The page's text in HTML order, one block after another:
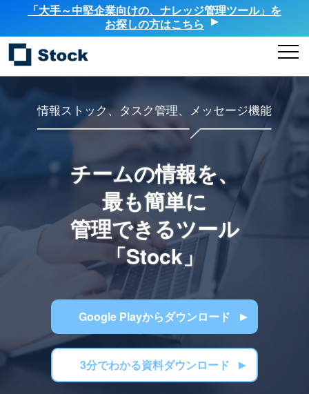
「大手～中堅企業向けの、ナレッジ管理ツール」を
お探しの方はこちら
情報ストック、タスク管理、メッセージ機能
チームの情報を、
最も簡単に
管理できるツール
「Stock」
Google Playからダウンロード
3分でわかる資料ダウンロード